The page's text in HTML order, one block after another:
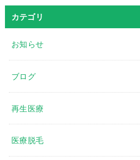
カテゴリ
お知らせ
ブログ
再生医療
医療脱毛